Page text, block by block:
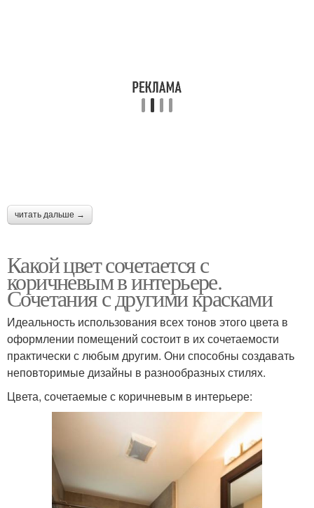
читать дальше →
Какой цвет сочетается с
коричневым в интерьере.
Сочетания с другими красками
Идеальность использования всех тонов этого цвета в
оформлении помещений состоит в их сочетаемости
практически с любым другим. Они способны создавать
неповторимые дизайны в разнообразных стилях.
Цвета, сочетаемые с коричневым в интерьере: